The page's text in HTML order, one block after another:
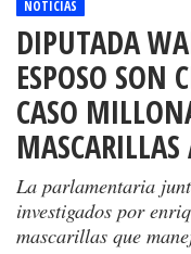
NOTICIAS
DIPUTADA
ESPOSO SON
CASO
La parlamentaria
investigados por
mascarillas que